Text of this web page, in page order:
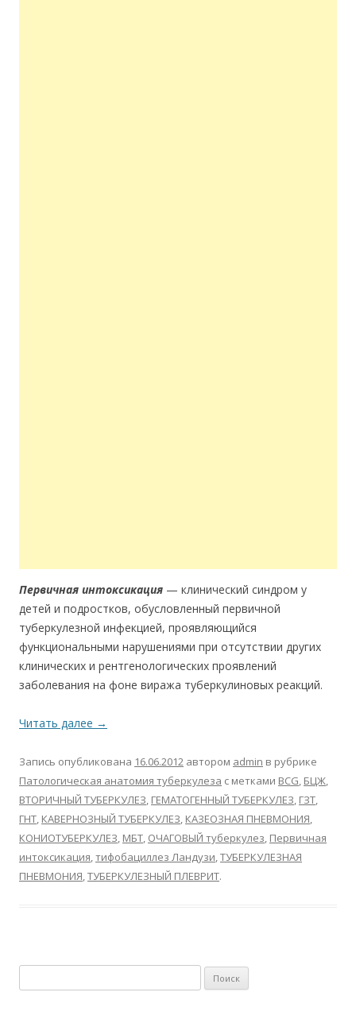
Первичная интоксикация — клинический синдром у
детей и подростков, обусловленный первичной
туберкулезной инфекцией, проявляющийся
функциональными нарушениями при отсутствии других
клинических и рентгенологических проявлений
заболевания на фоне виража туберкулиновых реакций.
Читать далее →
Запись опубликована 16.06.2012 автором admin в рубрике
Патологическая анатомия туберкулеза с метками BCG, БЦЖ,
ВТОРИЧНЫЙ ТУБЕРКУЛЕЗ, ГЕМАТОГЕННЫЙ ТУБЕРКУЛЕЗ, ГЗТ,
ГНТ, КАВЕРНОЗНЫЙ ТУБЕРКУЛЕЗ, КАЗЕОЗНАЯ ПНЕВМОНИЯ,
КОНИОТУБЕРКУЛЕЗ, МБТ, ОЧАГОВЫЙ туберкулез, Первичная
интоксикация,тифобациллез Ландузи,ТУБЕРКУЛЕЗНАЯ
ПНЕВМОНИЯ,ТУБЕРКУЛЕЗНЫЙ ПЛЕВРИТ.